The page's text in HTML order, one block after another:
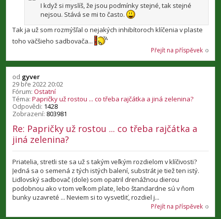
I když si myslíš, že jsou podmínky stejné, tak stejné
nejsou. Stává se mi to často.
Tak ja už som rozmýšľal o nejakých inhibítoroch klíčenia v plaste
toho väčšieho sadbovača...
Přejít na příspěvek
od gyver
29 bře 2022 20:02
Fórum: Ostatní
Téma: Papričky už rostou ... co třeba rajčátka a jiná zelenina?
Odpovědi: 1428
Zobrazení: 803981
Re: Papričky už rostou ... co třeba rajčátka a
jiná zelenina?
Priatelia, stretli ste sa už s takým veľkým rozdielom v klíčivosti?
Jedná sa o semená z tých istých balení, substrát je tiež ten istý.
Lidlovský sadbovač (dole) som opatril drenážnou dierou
podobnou ako v tom veľkom plate, lebo štandardne sú v ňom
bunky uzavreté ... Neviem si to vysvetliť, rozdiel j...
Přejít na příspěvek